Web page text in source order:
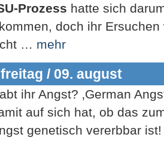
Prozess hatte sich
doch ihr
… mehr
/ 09. august
ihr Angst? ‚German
auf sich hat, ob das
genetisch vererbbar ist!